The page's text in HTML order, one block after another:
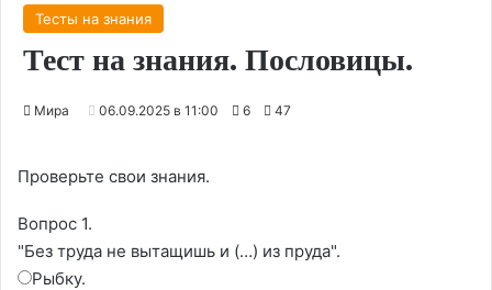
Тесты на знания
Тест на знания. Пословицы.
Мира 06.09.2025 в 11:00 6 47
Проверьте свои знания.
Вопрос 1.
"Без труда не вытащишь и (…) из пруда".
Рыбку.